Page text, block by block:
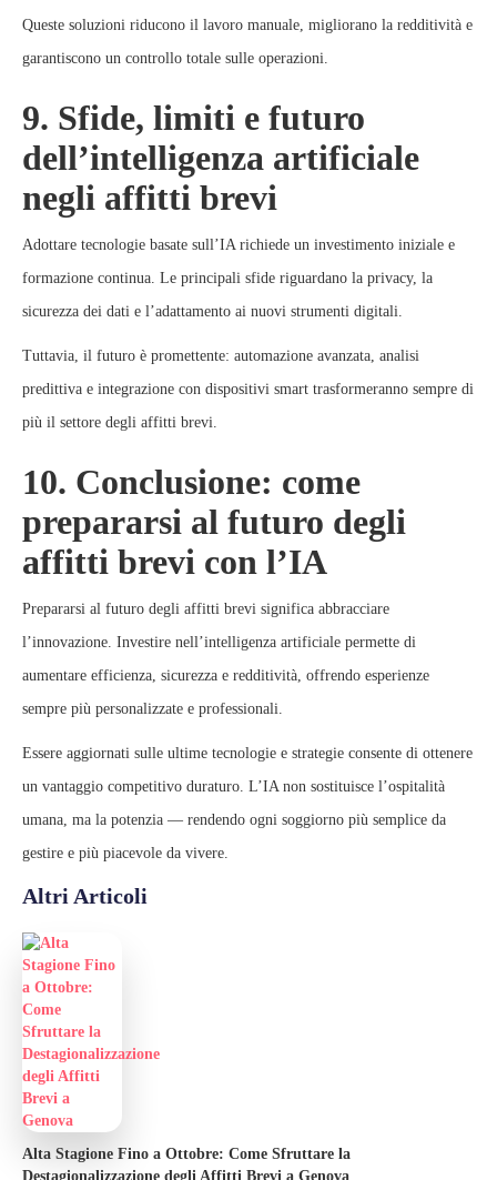
Queste soluzioni riducono il lavoro manuale, migliorano la redditività e
garantiscono un controllo totale sulle operazioni.
9. Sfide, limiti e futuro
dell’intelligenza artificiale
negli affitti brevi
Adottare tecnologie basate sull’IA richiede un investimento iniziale e
formazione continua. Le principali sfide riguardano la privacy, la
sicurezza dei dati e l’adattamento ai nuovi strumenti digitali.
Tuttavia, il futuro è promettente: automazione avanzata, analisi
predittiva e integrazione con dispositivi smart trasformeranno sempre di
più il settore degli affitti brevi.
10. Conclusione: come
prepararsi al futuro degli
affitti brevi con l’IA
Prepararsi al futuro degli affitti brevi significa abbracciare
l’innovazione. Investire nell’intelligenza artificiale permette di
aumentare efficienza, sicurezza e redditività, offrendo esperienze
sempre più personalizzate e professionali.
Essere aggiornati sulle ultime tecnologie e strategie consente di ottenere
un vantaggio competitivo duraturo. L’IA non sostituisce l’ospitalità
umana, ma la potenzia — rendendo ogni soggiorno più semplice da
gestire e più piacevole da vivere.
Altri Articoli
Alta Stagione Fino a Ottobre: Come Sfruttare la
Destagionalizzazione degli Affitti Brevi a Genova